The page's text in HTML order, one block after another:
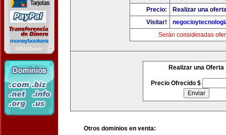
Precio:
Realizar una
Visitar!
Serán consideradas
Realizar una Oferta
Precio Ofrecido $
Otros dominios en venta: